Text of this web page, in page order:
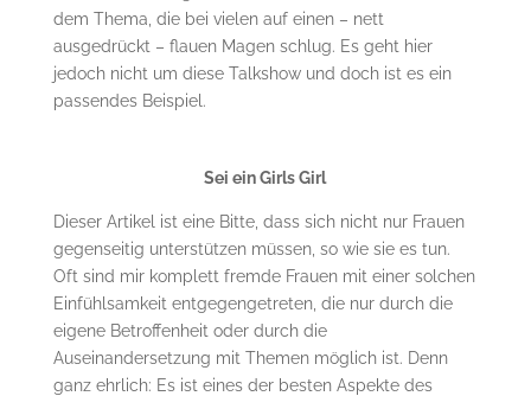
dem Thema, die bei vielen auf einen – nett
ausgedrückt – flauen Magen schlug. Es geht hier
jedoch nicht um diese Talkshow und doch ist es ein
passendes Beispiel.
Sei ein Girls Girl
Dieser Artikel ist eine Bitte, dass sich nicht nur Frauen
gegenseitig unterstützen müssen, so wie sie es tun.
Oft sind mir komplett fremde Frauen mit einer solchen
Einfühlsamkeit entgegengetreten, die nur durch die
eigene Betroffenheit oder durch die
Auseinandersetzung mit Themen möglich ist. Denn
ganz ehrlich: Es ist eines der besten Aspekte des